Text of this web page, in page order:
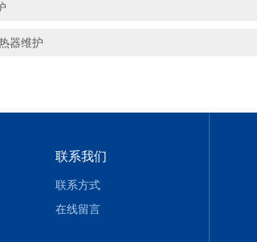
器维护
联系我们
联系方式
在线留言